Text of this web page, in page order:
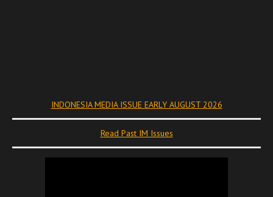
INDONESIA MEDIA ISSUE EARLY AUGUST 2026
Read Past IM Issues